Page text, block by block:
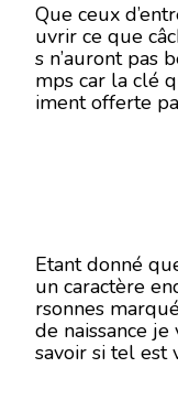
Que ceux
uvrir ce que
s n’auront pas
mps car la clé
iment offerte
Etant donné
un caractère
rsonnes
de naissance
savoir si tel est